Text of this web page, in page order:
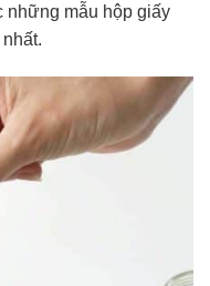
những mẫu hộp giấy